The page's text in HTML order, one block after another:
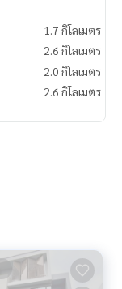
1.7 กิโลเมตร
2.6 กิโลเมตร
2.0 กิโลเมตร
2.6 กิโลเมตร